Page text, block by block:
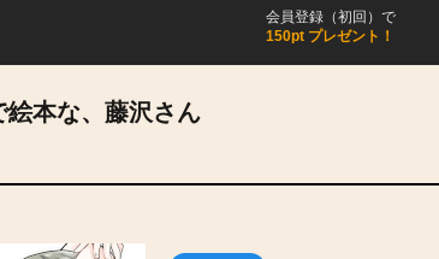
会員登録（初回）で
150pt プレゼント！
絵本な、藤沢さん